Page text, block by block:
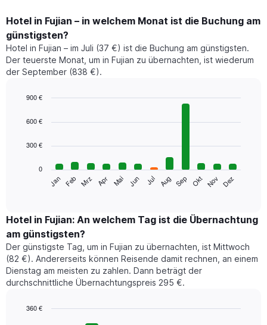
Hotel in Fujian – in welchem Monat ist die Buchung am
günstigsten?
Hotel in Fujian – im Juli (37 €) ist die Buchung am günstigsten.
Der teuerste Monat, um in Fujian zu übernachten, ist wiederum
der September (838 €).
chart
bars.
folgende
den
durchschnittlichen
Zimmerpreis
im
jeweiligen
Monat
an.
Diagramm
graphic.
Jan Feb Mrz Apr Mai Jun Jul Aug Sep Okt Nov Dez
0
300 €
600 €
900 €
Hotel in Fujian: An welchem Tag ist die Übernachtung
am günstigsten?
Der günstigste Tag, um in Fujian zu übernachten, ist Mittwoch
(82 €). Andererseits können Reisende damit rechnen, an einem
Dienstag am meisten zu zahlen. Dann beträgt der
durchschnittliche Übernachtungspreis 295 €.
360 €